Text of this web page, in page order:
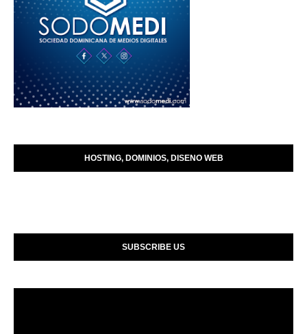
HOSTING, DOMINIOS, DISENO WEB
SUBSCRIBE US